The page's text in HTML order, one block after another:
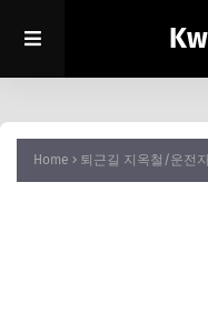
Home 퇴근길 지옥철/운전